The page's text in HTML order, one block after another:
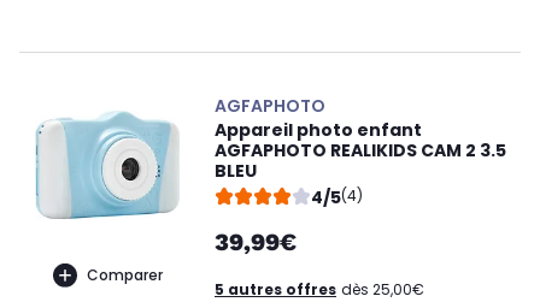
Comparer
AGFAPHOTO
Appareil photo enfant
AGFAPHOTO REALIKIDS CAM 2 3.5
BLEU
4/5(4)
39,99€
5 autres offres dès 25,00€